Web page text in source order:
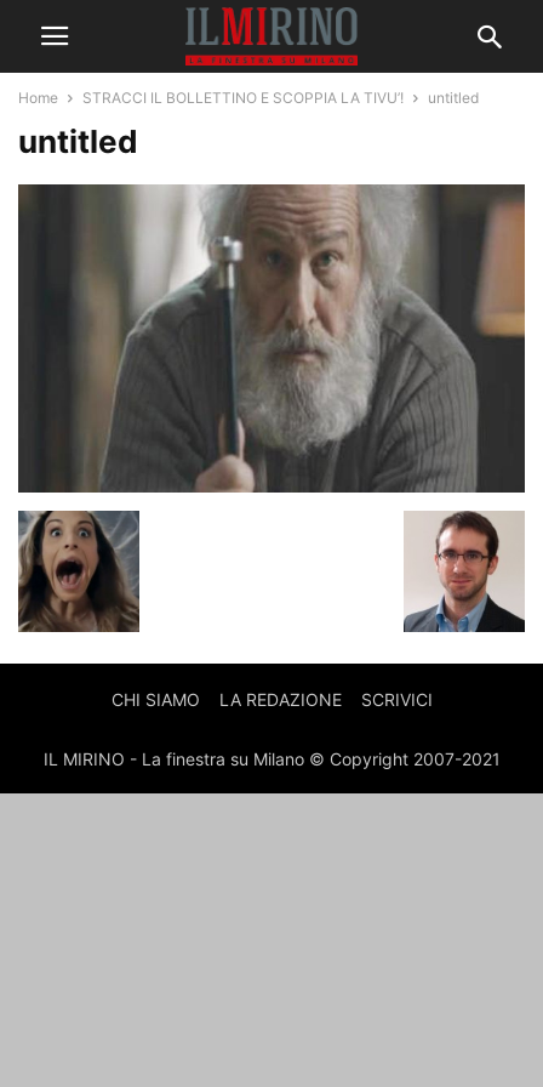
Home STRACCI IL BOLLETTINO E SCOPPIA LA TIVU’! untitled
untitled
CHI SIAMO LA REDAZIONE SCRIVICI
IL MIRINO - La finestra su Milano © Copyright 2007-2021